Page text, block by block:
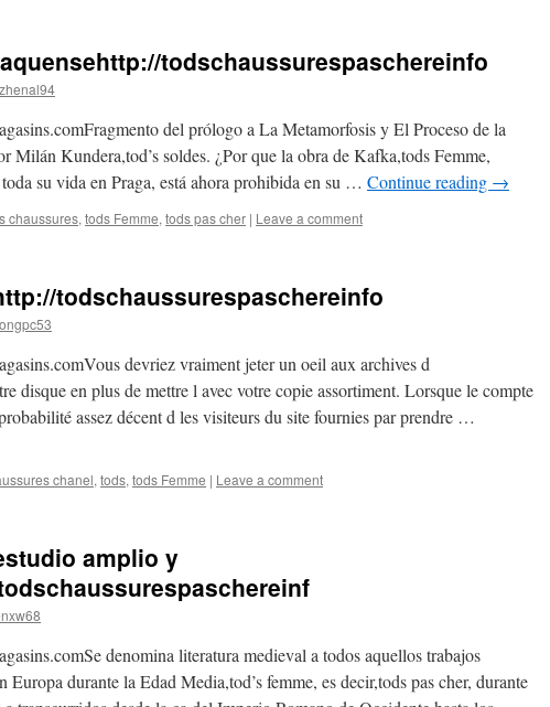
todschaussurespaschereinfo
del prólogo a La Metamorfosis y El Proceso de la
Milán Kundera,tod’s soldes. ¿Por que la obra de Kafka,tods Femme,
su vida en Praga, está ahora prohibida en su … Continue reading →
chaussures, tods Femme, tods pas cher | Leave a comment
todschaussurespaschereinfo
devriez vraiment jeter un oeil aux archives d
disque en plus de mettre l avec votre copie assortiment. Lorsque le compte
assez décent d les visiteurs du site fournies par prendre …
chanel, tods, tods Femme | Leave a comment
amplio y
denomina literatura medieval a todos aquellos trabajos
Europa durante la Edad Media,tod’s femme, es decir,tods pas cher, durante